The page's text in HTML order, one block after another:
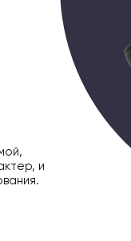
ЮАР, Вестерн Кейп
1 980 ₽
и